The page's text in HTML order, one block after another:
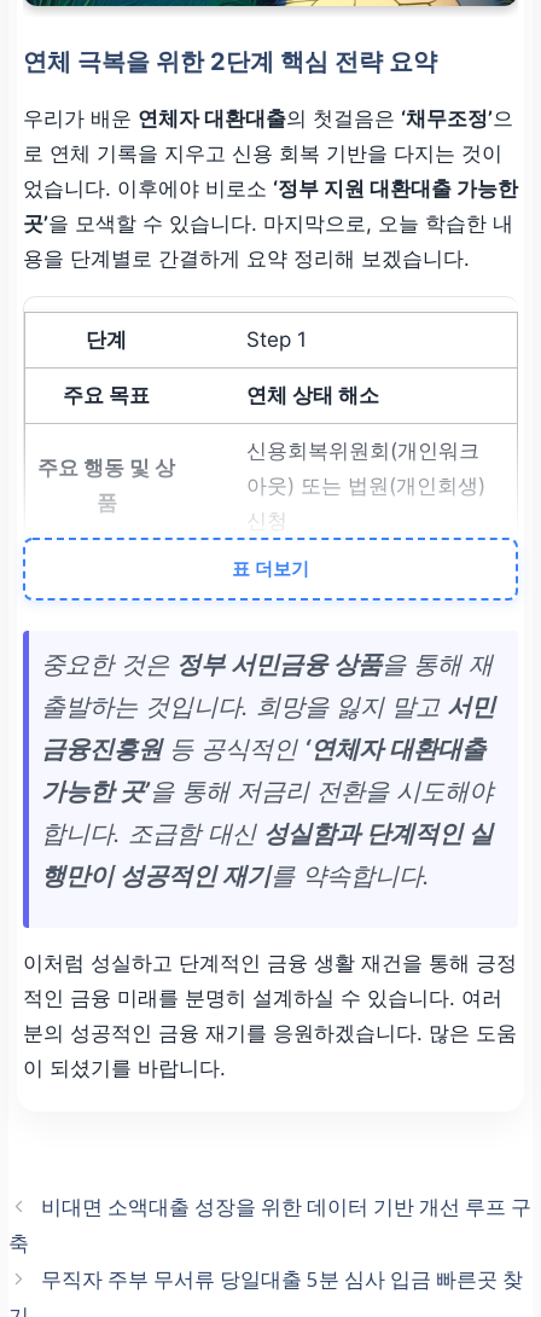
연체 극복을 위한 2단계 핵심 전략 요약
우리가 배운 연체자 대환대출의 첫걸음은 ‘채무조정’으
로 연체 기록을 지우고 신용 회복 기반을 다지는 것이
었습니다. 이후에야 비로소 ‘정부 지원 대환대출 가능한
곳’을 모색할 수 있습니다. 마지막으로, 오늘 학습한 내
용을 단계별로 간결하게 요약 정리해 보겠습니다.
Step 1
연체 상태 해소
신용회복위원회(개인워크
아웃) 또는 법원(개인회생)
신청
성실 상환 후 서민금융진
흥원 (햇살론15 특례보증)
Step 3
금리 추가 인하
신용 상승 후 제2금융권
대환 상품 탐색
표 더보기
중요한 것은 정부 서민금융 상품을 통해 재
출발하는 것입니다. 희망을 잃지 말고 서민
금융진흥원등 공식적인 ‘연체자 대환대출
가능한 곳’을 통해 저금리 전환을 시도해야
합니다. 조급함 대신 성실함과 단계적인 실
행만이 성공적인 재기를 약속합니다.
이처럼 성실하고 단계적인 금융 생활 재건을 통해 긍정
적인 금융 미래를 분명히 설계하실 수 있습니다. 여러
분의 성공적인 금융 재기를 응원하겠습니다. 많은 도움
이 되셨기를 바랍니다.
비대면 소액대출 성장을 위한 데이터 기반 개선 루프 구
축
무직자 주부 무서류 당일대출 5분 심사 입금 빠른곳 찾